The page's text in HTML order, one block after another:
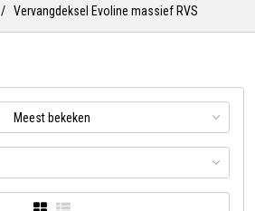
/ Vervangdeksel Evoline massief RVS
Meest bekeken